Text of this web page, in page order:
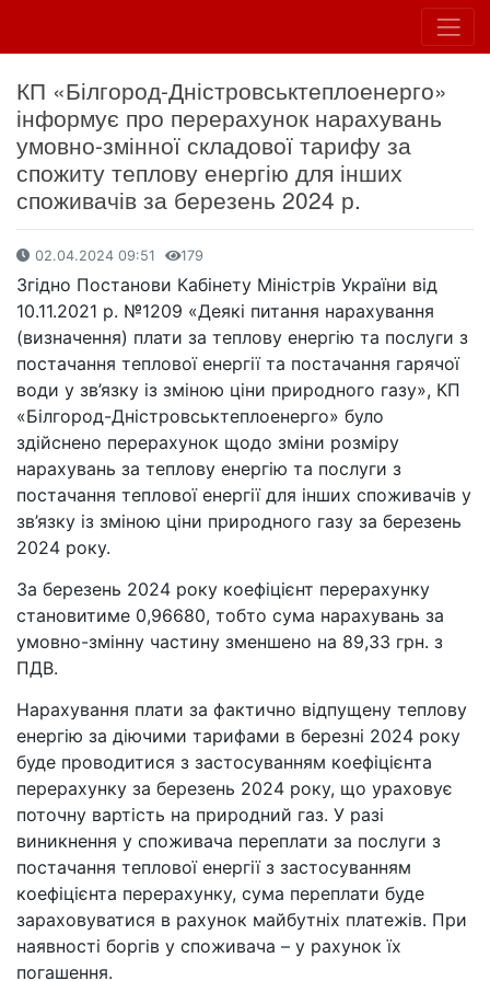
КП «Білгород-Дністровськтеплоенерго»
інформує про перерахунок нарахувань
умовно-змінної складової тарифу за
спожиту теплову енергію для інших
споживачів за березень 2024 р.
02.04.2024 09:51 179
Згідно Постанови Кабінету Міністрів України від
10.11.2021 р. №1209 «Деякі питання нарахування
(визначення) плати за теплову енергію та послуги з
постачання теплової енергії та постачання гарячої
води у зв’язку із зміною ціни природного газу», КП
«Білгород-Дністровськтеплоенерго» було
здійснено перерахунок щодо зміни розміру
нарахувань за теплову енергію та послуги з
постачання теплової енергії для інших споживачів у
зв’язку із зміною ціни природного газу за березень
2024 року.
За березень 2024 року коефіцієнт перерахунку
становитиме 0,96680, тобто сума нарахувань за
умовно-змінну частину зменшено на 89,33 грн. з
ПДВ.
Нарахування плати за фактично відпущену теплову
енергію за діючими тарифами в березні 2024 року
буде проводитися з застосуванням коефіцієнта
перерахунку за березень 2024 року, що ураховує
поточну вартість на природний газ. У разі
виникнення у споживача переплати за послуги з
постачання теплової енергії з застосуванням
коефіцієнта перерахунку, сума переплати буде
зараховуватися в рахунок майбутніх платежів. При
наявності боргів у споживача – у рахунок їх
погашення.